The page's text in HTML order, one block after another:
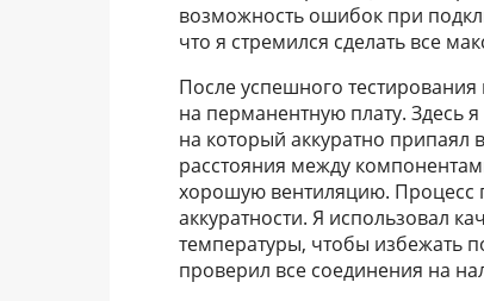
возможность ошибок при
что я стремился сделать все
После успешного
на перманентную плату. Здесь
на который аккуратно припаял
расстояния между
хорошую вентиляцию. Процесс
аккуратности. Я использовал
температуры, чтобы избежать
проверил все соединения на